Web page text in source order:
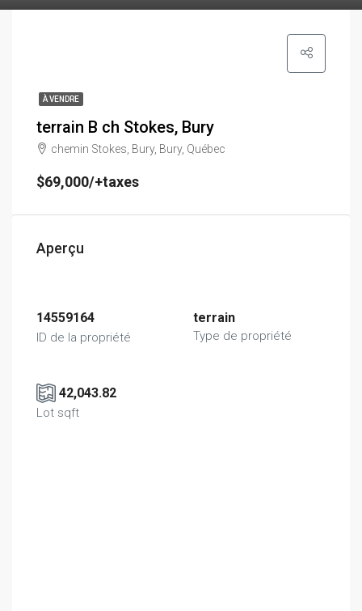
À VENDRE
terrain B ch Stokes, Bury
chemin Stokes, Bury, Bury, Québec
$69,000/+taxes
Aperçu
14559164
ID de la propriété
terrain
Type de propriété
42,043.82
Lot sqft